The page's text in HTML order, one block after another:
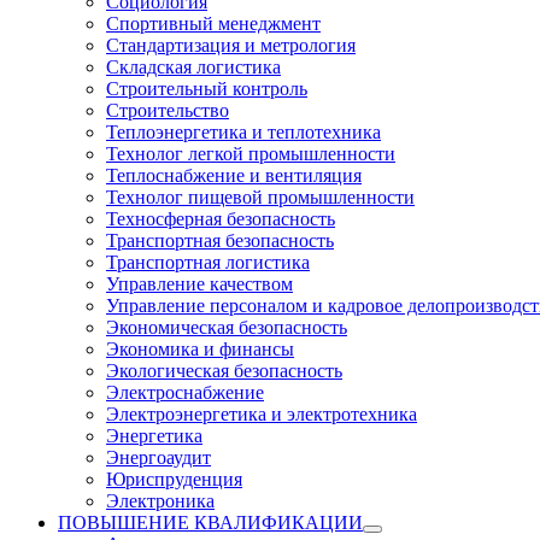
Спортивный менеджмент
Стандартизация и метрология
Складская логистика
Строительный контроль
Строительство
Теплоэнергетика и теплотехника
Технолог легкой промышленности
Теплоснабжение и вентиляция
Технолог пищевой промышленности
Техносферная безопасность
Транспортная безопасность
Транспортная логистика
Управление качеством
Управление персоналом и кадровое
Экономическая безопасность
Экономика и финансы
Экологическая безопасность
Электроснабжение
Электроэнергетика и электротехника
Энергетика
Энергоаудит
Юриспруденция
Электроника
ПОВЫШЕНИЕ КВАЛИФИКАЦИИ